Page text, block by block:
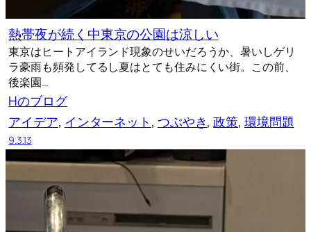
熱帯夜が続く中東京の公園は涼しい
東京はヒートアイランド現象のせいだろうか、暑いしゲリ
ラ豪雨も頻発してるし夏はとても住みにくい街。この前、
後楽園…
Hのブログ
アイデア, インターネット, つぶやき, 政策, 環境問題
9.3.13